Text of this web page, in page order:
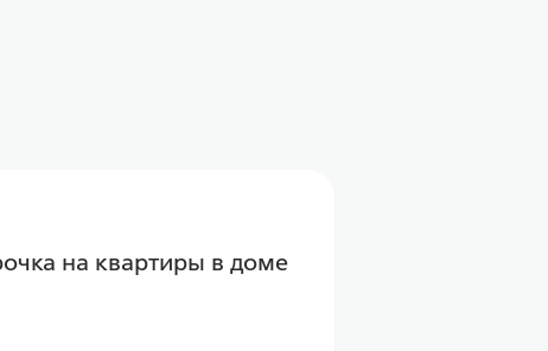
на квартиры в доме